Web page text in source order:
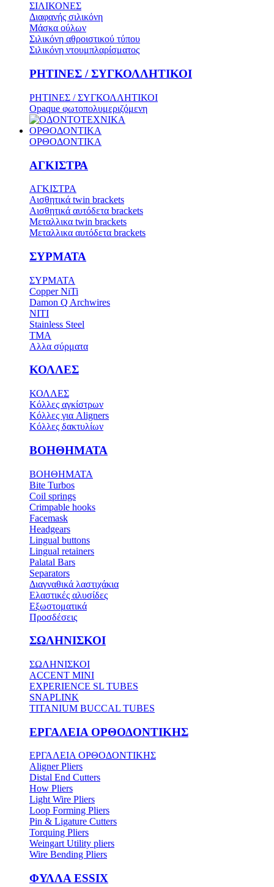
ΣΙΛΙΚΟΝΕΣ
Διαφανής σιλικόνη
Μάσκα ούλων
Σιλικόνη αθροιστικού τύπου
Σιλικόνη ντουμπλαρίσματος
ΡΗΤΙΝΕΣ / ΣΥΓΚΟΛΛΗΤΙΚΟΙ
ΡΗΤΙΝΕΣ / ΣΥΓΚΟΛΛΗΤΙΚΟΙ
Opaque φωτοπολυμεριζόμενη
ΟΡΘΟΔΟΝΤΙΚΑ
ΟΡΘΟΔΟΝΤΙΚΑ
ΑΓΚΙΣΤΡΑ
ΑΓΚΙΣΤΡΑ
Aισθητικά twin brackets
Αισθητικά αυτόδετα brackets
Μεταλλικα twin brackets
Μεταλλικα αυτόδετα brackets
ΣΥΡΜΑΤΑ
ΣΥΡΜΑΤΑ
Copper NiTi
Damon Q Archwires
NITI
Stainless Steel
TMA
Αλλα σύρματα
ΚΟΛΛΕΣ
ΚΟΛΛΕΣ
Κόλλες αγκίστρων
Κόλλες για Aligners
Κόλλες δακτυλίων
ΒΟΗΘΗΜΑΤΑ
ΒΟΗΘΗΜΑΤΑ
Bite Turbos
Coil springs
Crimpable hooks
Facemask
Headgears
Lingual buttons
Lingual retainers
Palatal Bars
Separators
Διαγναθικά λαστιχάκια
Ελαστικές αλυσίδες
Εξωστοματικά
Προσδέσεις
ΣΩΛΗΝΙΣΚΟΙ
ΣΩΛΗΝΙΣΚΟΙ
ACCENT MINI
EXPERIENCE SL TUBES
SNAPLINK
TITANIUM BUCCAL TUBES
ΕΡΓΑΛΕΙΑ ΟΡΘΟΔΟΝΤΙΚΗΣ
ΕΡΓΑΛΕΙΑ ΟΡΘΟΔΟΝΤΙΚΗΣ
Aligner Pliers
Distal End Cutters
How Pliers
Light Wire Pliers
Loop Forming Pliers
Pin & Ligature Cutters
Torquing Pliers
Weingart Utility pliers
Wire Bending Pliers
ΦΥΛΛΑ ESSIX